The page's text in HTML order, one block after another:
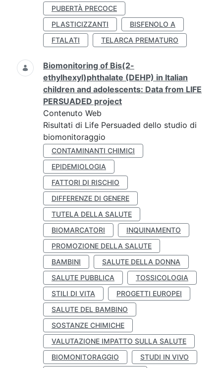
PUBERTÀ PRECOCE
PLASTICIZZANTI
BISFENOLO A
FTALATI
TELARCA PREMATURO
Biomonitoring of Bis(2-
ethylhexyl)phthalate (DEHP) in Italian
children and adolescents: Data from LIFE
PERSUADED project
Contenuto Web
Risultati di Life Persuaded dello studio di
biomonitoraggio
CONTAMINANTI CHIMICI
EPIDEMIOLOGIA
FATTORI DI RISCHIO
DIFFERENZE DI GENERE
TUTELA DELLA SALUTE
BIOMARCATORI
INQUINAMENTO
PROMOZIONE DELLA SALUTE
BAMBINI
SALUTE DELLA DONNA
SALUTE PUBBLICA
TOSSICOLOGIA
STILI DI VITA
PROGETTI EUROPEI
SALUTE DEL BAMBINO
SOSTANZE CHIMICHE
VALUTAZIONE IMPATTO SULLA SALUTE
BIOMONITORAGGIO
STUDI IN VIVO